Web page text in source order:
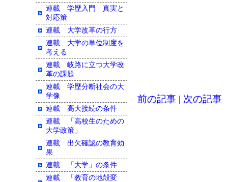
前の記事 | 次の記事
連載 学歴入門 真実と
対応策
連載 大学改革の行方
連載 大学の単位制度を
考える
連載 岐路に立つ大学改
革の課題
連載 学歴分断社会の大
学像
連載 高大接続の条件
連載 「高校生のための
大学政策」
連載 出欠確認の教育効
果
連載 「大学」の条件
連載 「教育の地殻変